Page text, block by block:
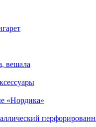
вешала
«Нордика»